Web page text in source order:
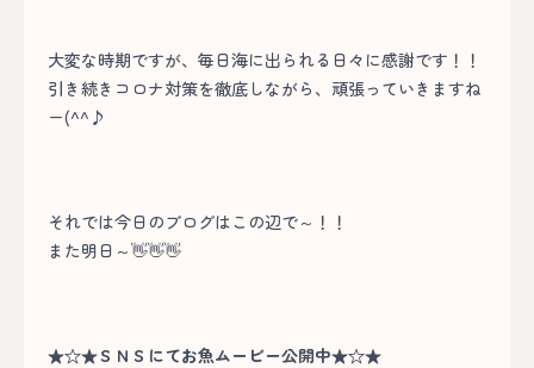
大変な時期ですが、毎日海に出られる日々に感謝です！！
引き続きコロナ対策を徹底しながら、頑張っていきますね
ー(^^♪
それでは今日のブログはこの辺で～！！
また明日～👋👋👋
★☆★ＳＮＳにてお魚ムービー公開中★☆★